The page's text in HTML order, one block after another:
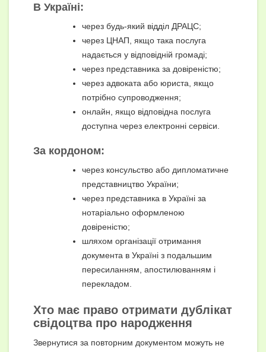
В Україні:
через будь-який відділ ДРАЦС;
через ЦНАП, якщо така послуга
надається у відповідній громаді;
через представника за довіреністю;
через адвоката або юриста, якщо
потрібно супроводження;
онлайн, якщо відповідна послуга
доступна через електронні сервіси.
За кордоном:
через консульство або дипломатичне
представництво України;
через представника в Україні за
нотаріально оформленою
довіреністю;
шляхом організації отримання
документа в Україні з подальшим
пересиланням, апостилюванням і
перекладом.
Хто має право отримати дублікат
свідоцтва про народження
Звернутися за повторним документом можуть не